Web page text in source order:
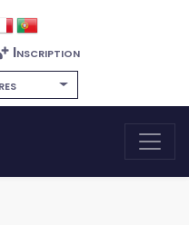
Inscription